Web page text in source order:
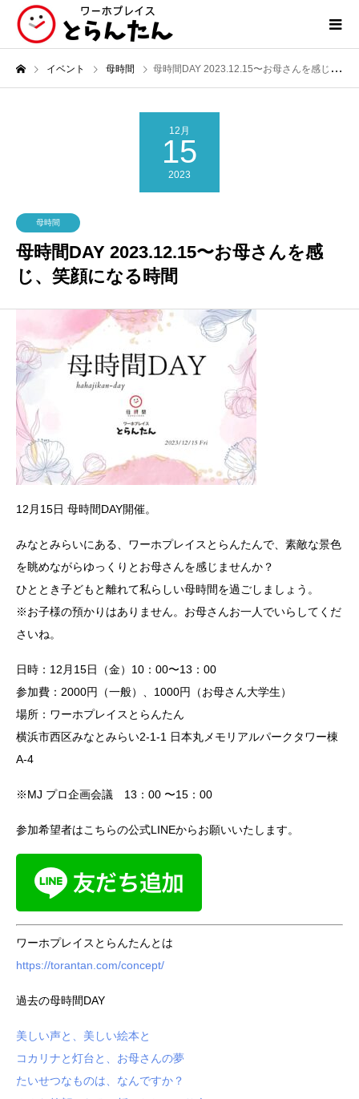
イベント 母時間 母時間DAY 2023.12.15〜お母さんを感じ、笑顔になる時間
12月
15
2023
母時間
母時間DAY 2023.12.15〜お母さんを感
じ、笑顔になる時間
12月15日 母時間DAY開催。
みなとみらいにある、ワーホプレイスとらんたんで、素敵な景色
を眺めながらゆっくりとお母さんを感じませんか？
ひととき子どもと離れて私らしい母時間を過ごしましょう。
※お子様の預かりはありません。お母さんお一人でいらしてくだ
さいね。
日時：12月15日（金）10：00〜13：00
参加費：2000円（一般）、1000円（お母さん大学生）
場所：ワーホプレイスとらんたん
横浜市西区みなとみらい2-1-1 日本丸メモリアルパークタワー棟
A-4
※MJ プロ企画会議 13：00 〜15：00
参加希望者はこちらの公式LINEからお願いいたします。
ワーホプレイスとらんたんとは
https://torantan.com/concept/
過去の母時間DAY
美しい声と、美しい絵本と
コカリナと灯台と、お母さんの夢
たいせつなものは、なんですか？